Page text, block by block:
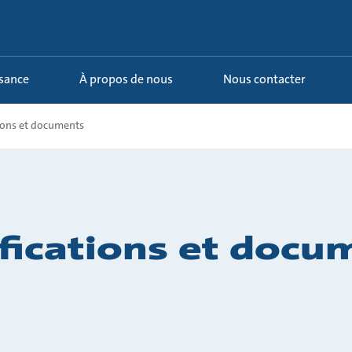
À propos de nous Nous contacter
et documents
et